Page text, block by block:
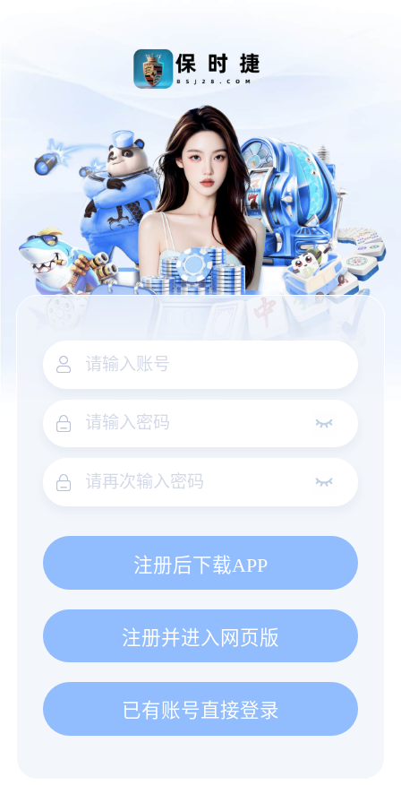
注册后下载APP
注册并进入网页版
已有账号直接登录